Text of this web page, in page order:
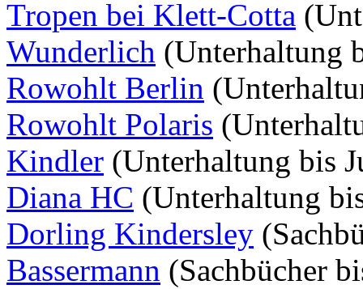
Tropen bei Klett-Cotta
Wunderlich (Unterhaltung
Rowohlt Berlin
Rowohlt Polaris
Kindler (Unterhaltung bis
Diana HC (Unterhaltung
Dorling Kindersley
Bassermann (Sachbücher